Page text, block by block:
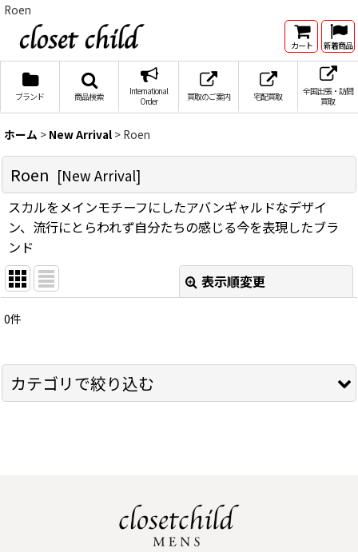
Roen
カート 新着商品
ブランド 商品検索
International
Order
買取のご案内 宅配買取
全国出張・訪問
買取
ホーム > New Arrival > Roen
Roen [New Arrival]
スカルをメインモチーフにしたアバンギャルドなデザイ
ン、流行にとらわれず自分たちの感じる今を表現したブラ
ンド
表示順変更
サブカテゴリ
表示数:
0件
カテゴリで絞り込む